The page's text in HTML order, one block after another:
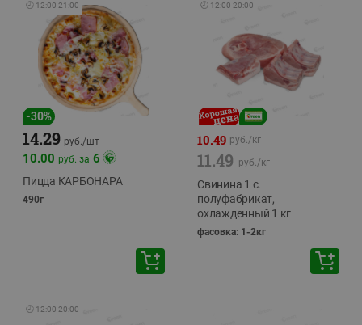
🕘 12:00-21:00
-30%
14.29 руб./шт
10.00 руб. за 6
Пицца КАРБОНАРА
490г
🕘 12:00-20:00
10.49 руб./кг
11.49 руб./кг
Свинина 1 с.
полуфабрикат,
охлажденный 1 кг
фасовка: 1-2кг
🕘 12:00-20:00